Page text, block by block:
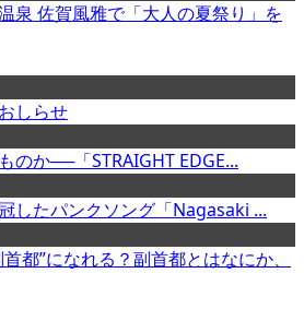
泉 佐賀風雅で「大人の夏祭り」を
しらせ
のか──「STRAIGHT EDGE...
したパンクソング「Nagasaki ...
都”になれる？副首都とはなにか、